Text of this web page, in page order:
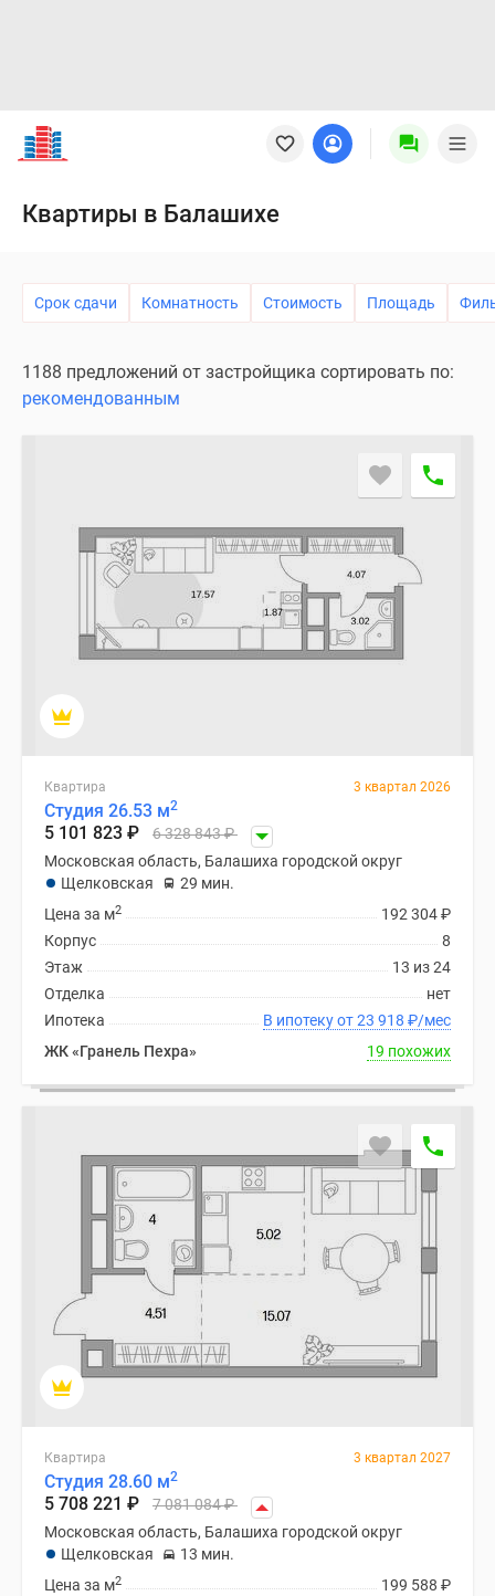
Новостройки
Квартиры
Новостройки
Москвы
Подмосковья
Новостройки
Москвы
новостройки
предложения
Коммерческие
Панорамы
новостроек
Видеообзор
новостроек
Экспертиза
новостроек
Экология
Москвы
Подмосковья
Студии
комнатные
калькулятор
ипотека
Военная
программы
Медиа
Новости
недвижимости
Мнение
эксперта
Квартиры в Балашихе
Срок сдачи Комнатность Стоимость Площадь
1188 предложений от застройщика сортировать по:
рекомендованным
Квартира 3 квартал 2026
Студия 26.53 м2
5 101 823 ₽ 6 328 843₽
Московская область, Балашиха городской округ
Щелковская
29 мин.
192 304₽
Цена за м2
8
Корпус
13 из 24
Этаж
нет
Отделка
В ипотеку от 23 918 ₽/мес
Ипотека
ЖК «Гранель Пехра»
19 похожих
Квартира 3 квартал 2027
Студия 28.60 м2
5 708 221 ₽ 7 081 084₽
Московская область, Балашиха городской округ
Щелковская
13 мин.
199 588 ₽
Цена за м2